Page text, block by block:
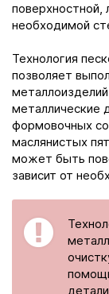
поверхностной,
необходимой
Технология
позволяет
металлические
формовочных
маслянистых
может быть
зависит от